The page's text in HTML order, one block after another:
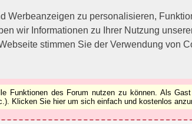
Werbeanzeigen zu personalisieren,
wir Informationen zu Ihrer Nutzung
stimmen Sie der Verwendung von
des Forums nutzen zu können.
betrachten.
Schliessen
Funktionen des Forum nutzen zu können. Als
Klicken Sie hier um sich einfach und kostenlos